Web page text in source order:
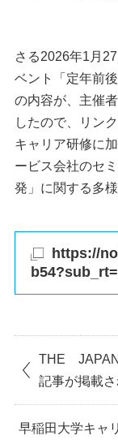
さる2026年1月
ベント「定年前
の内容が、主催
したので、リン
キャリア研修に
ービス会社のセ
発」に関する多
https://
THE
記事が掲載
早稲田大学キャ